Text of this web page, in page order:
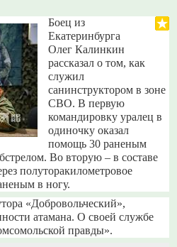
Боец из
Екатеринбурга
Олег Калинкин
рассказал о том, как
служил
санинструктором в зоне
СВО. В первую
командировку уралец в
одиночку оказал
помощь 30 раненым
Во вторую – в составе
полуторакилометровое
в ногу.
«Добровольческий»,
атамана. О своей службе
правды».